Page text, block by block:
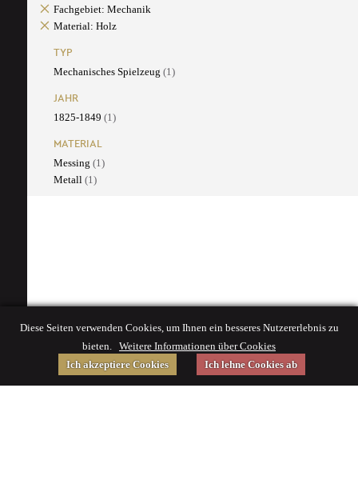
Fachgebiet: Mechanik
Material: Holz
TYP
Mechanisches Spielzeug (1)
JAHR
1825-1849 (1)
MATERIAL
Messing (1)
Metall (1)
Diese Seiten verwenden Cookies, um Ihnen ein besseres Nutzererlebnis zu
bieten. Weitere Informationen über Cookies
Ich akzeptiere Cookies
Ich lehne Cookies ab